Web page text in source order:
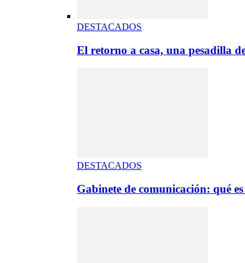
DESTACADOS
El retorno a casa, una pesadilla
DESTACADOS
Gabinete de comunicación: qué